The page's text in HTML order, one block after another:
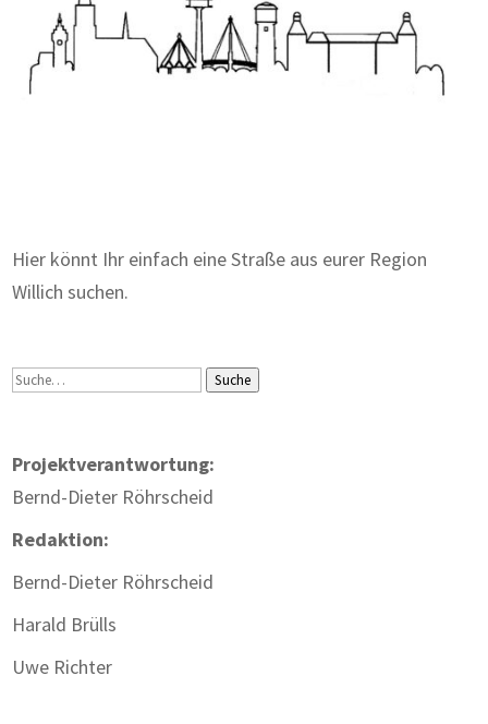
Hier könnt Ihr einfach eine Straße aus eurer Region
Willich suchen.
Suche Suche
Projektverantwortung:
Bernd-Dieter Röhrscheid
Redaktion:
Bernd-Dieter Röhrscheid
Harald Brülls
Uwe Richter